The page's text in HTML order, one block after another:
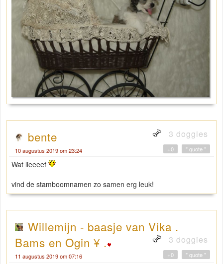
bente 3 doggies
10 augustus 2019 om 23:24 " quote "
+0
Wat lieeeef
vind de stamboomnamen zo samen erg leuk!
Willemijn - baasje van Vika .
Bams en Ogin ¥ .
3 doggies
11 augustus 2019 om 07:16 " quote "
+0